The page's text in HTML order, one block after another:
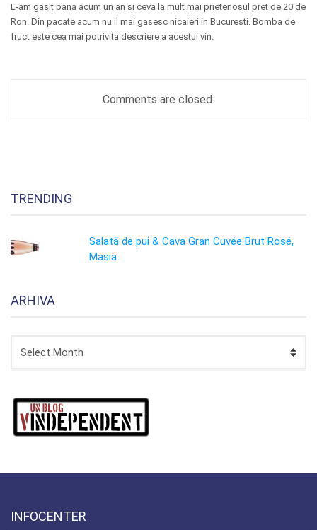
L-am gasit pana acum un an si ceva la mult mai prietenosul pret de 20 de
Ron. Din pacate acum nu il mai gasesc nicaieri in Bucuresti. Bomba de
fruct este cea mai potrivita descriere a acestui vin.
Comments are closed.
TRENDING
Salată de pui & Cava Gran Cuvée Brut Rosé,
Masia
ARHIVA
INFOCENTER